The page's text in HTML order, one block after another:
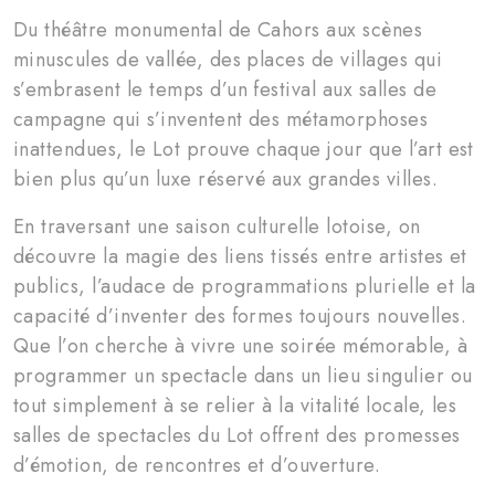
Du théâtre monumental de Cahors aux scènes
minuscules de vallée, des places de villages qui
s’embrasent le temps d’un festival aux salles de
campagne qui s’inventent des métamorphoses
inattendues, le Lot prouve chaque jour que l’art est
bien plus qu’un luxe réservé aux grandes villes.
En traversant une saison culturelle lotoise, on
découvre la magie des liens tissés entre artistes et
publics, l’audace de programmations plurielle et la
capacité d’inventer des formes toujours nouvelles.
Que l’on cherche à vivre une soirée mémorable, à
programmer un spectacle dans un lieu singulier ou
tout simplement à se relier à la vitalité locale, les
salles de spectacles du Lot offrent des promesses
d’émotion, de rencontres et d’ouverture.